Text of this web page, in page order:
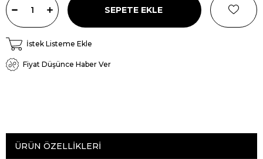
İstek Listeme Ekle
Fiyat Düşünce Haber Ver
ÜRÜN ÖZELLIKLERI